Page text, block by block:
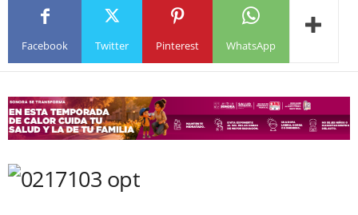
Facebook Twitter Pinterest WhatsApp